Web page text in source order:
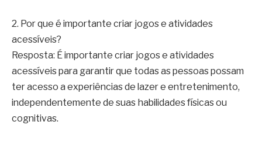
2. Por que é importante criar jogos e atividades
acessíveis?
Resposta: É importante criar jogos e atividades
acessíveis para garantir que todas as pessoas possam
ter acesso a experiências de lazer e entretenimento,
independentemente de suas habilidades físicas ou
cognitivas.